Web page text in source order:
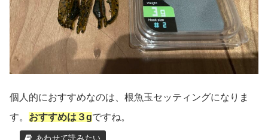
個人的におすすめなのは、根魚玉セッティングになりま
す。 おすすめは３gですね。